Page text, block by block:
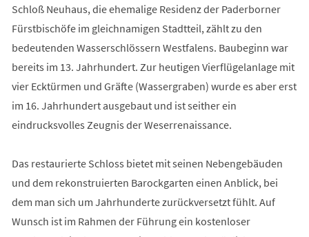
Schloß Neuhaus, die ehemalige Residenz der Paderborner
Fürstbischöfe im gleichnamigen Stadtteil, zählt zu den
bedeutenden Wasserschlössern Westfalens. Baubeginn war
bereits im 13. Jahrhundert. Zur heutigen Vierflügelanlage mit
vier Ecktürmen und Gräfte (Wassergraben) wurde es aber erst
im 16. Jahrhundert ausgebaut und ist seither ein
eindrucksvolles Zeugnis der Weserrenaissance.
Das restaurierte Schloss bietet mit seinen Nebengebäuden
und dem rekonstruierten Barockgarten einen Anblick, bei
dem man sich um Jahrhunderte zurückversetzt fühlt. Auf
Wunsch ist im Rahmen der Führung ein kostenloser